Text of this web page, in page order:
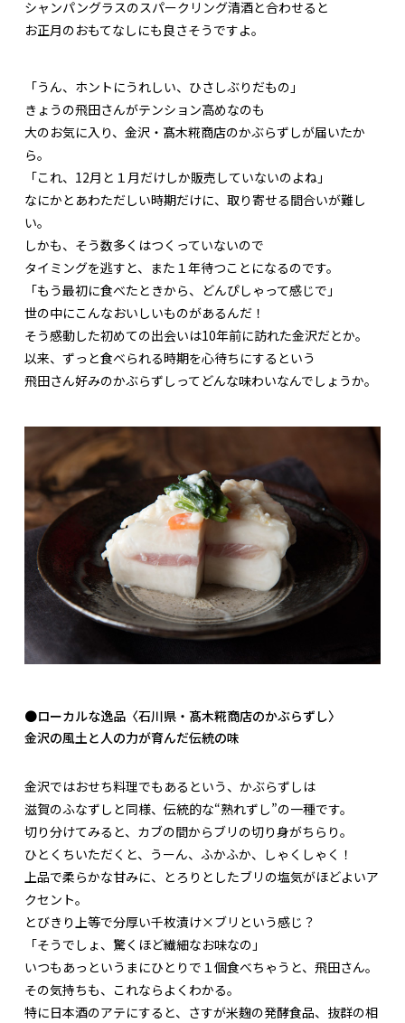
シャンパングラスのスパークリング清酒と合わせると
お正月のおもてなしにも良さそうですよ。
「うん、ホントにうれしい、ひさしぶりだもの」
きょうの飛田さんがテンション高めなのも
大のお気に入り、金沢・髙木糀商店のかぶらずしが届いたか
ら。
「これ、12月と１月だけしか販売していないのよね」
なにかとあわただしい時期だけに、取り寄せる間合いが難し
い。
しかも、そう数多くはつくっていないので
タイミングを逃すと、また１年待つことになるのです。
「もう最初に食べたときから、どんぴしゃって感じで」
世の中にこんなおいしいものがあるんだ！
そう感動した初めての出会いは10年前に訪れた金沢だとか。
以来、ずっと食べられる時期を心待ちにするという
飛田さん好みのかぶらずしってどんな味わいなんでしょうか。
●ローカルな逸品〈石川県・髙木糀商店のかぶらずし〉
金沢の風土と人の力が育んだ伝統の味
金沢ではおせち料理でもあるという、かぶらずしは
滋賀のふなずしと同様、伝統的な“熟れずし”の一種です。
切り分けてみると、カブの間からブリの切り身がちらり。
ひとくちいただくと、うーん、ふかふか、しゃくしゃく！
上品で柔らかな甘みに、とろりとしたブリの塩気がほどよいア
クセント。
とびきり上等で分厚い千枚漬け×ブリという感じ？
「そうでしょ、驚くほど繊細なお味なの」
いつもあっというまにひとりで１個食べちゃうと、飛田さん。
その気持ちも、これならよくわかる。
特に日本酒のアテにすると、さすが米麹の発酵食品、抜群の相